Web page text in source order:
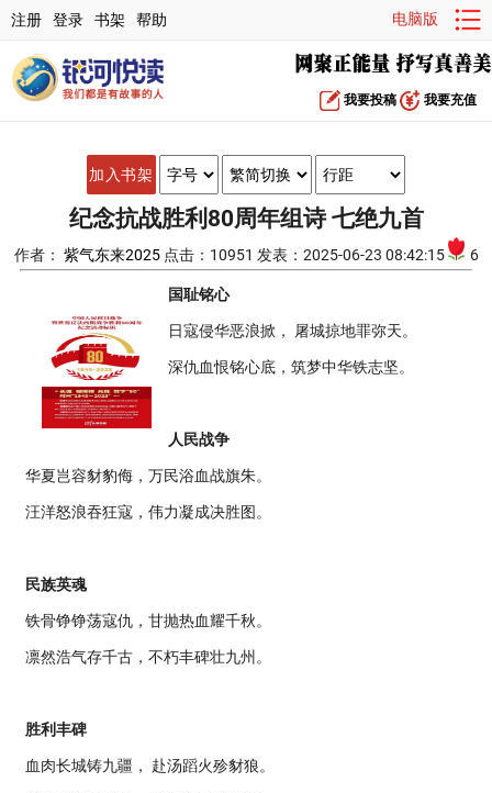
注册 登录 书架 帮助 电脑版
我要投稿 我要充值
加入书架
纪念抗战胜利80周年组诗 七绝九首
作者： 紫气东来2025 点击：10951 发表：2025-06-23 08:42:15 6
国耻铭心
日寇侵华恶浪掀， 屠城掠地罪弥天。
深仇血恨铭心底，筑梦中华铁志坚。
人民战争
华夏岂容豺豹侮，万民浴血战旗朱。
汪洋怒浪吞狂寇，伟力凝成决胜图。
民族英魂
铁骨铮铮荡寇仇，甘抛热血耀千秋。
凛然浩气存千古，不朽丰碑壮九州。
胜利丰碑
血肉长城铸九疆， 赴汤蹈火殄豺狼。